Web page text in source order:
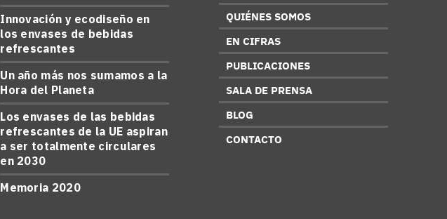
Innovación y ecodiseño en
los envases de bebidas
refrescantes
Un año más nos sumamos a la
Hora del Planeta
Los envases de las bebidas
refrescantes de la UE aspiran
a ser totalmente circulares
en 2030
Memoria 2020
QUIÉNES SOMOS
EN CIFRAS
PUBLICACIONES
SALA DE PRENSA
BLOG
CONTACTO